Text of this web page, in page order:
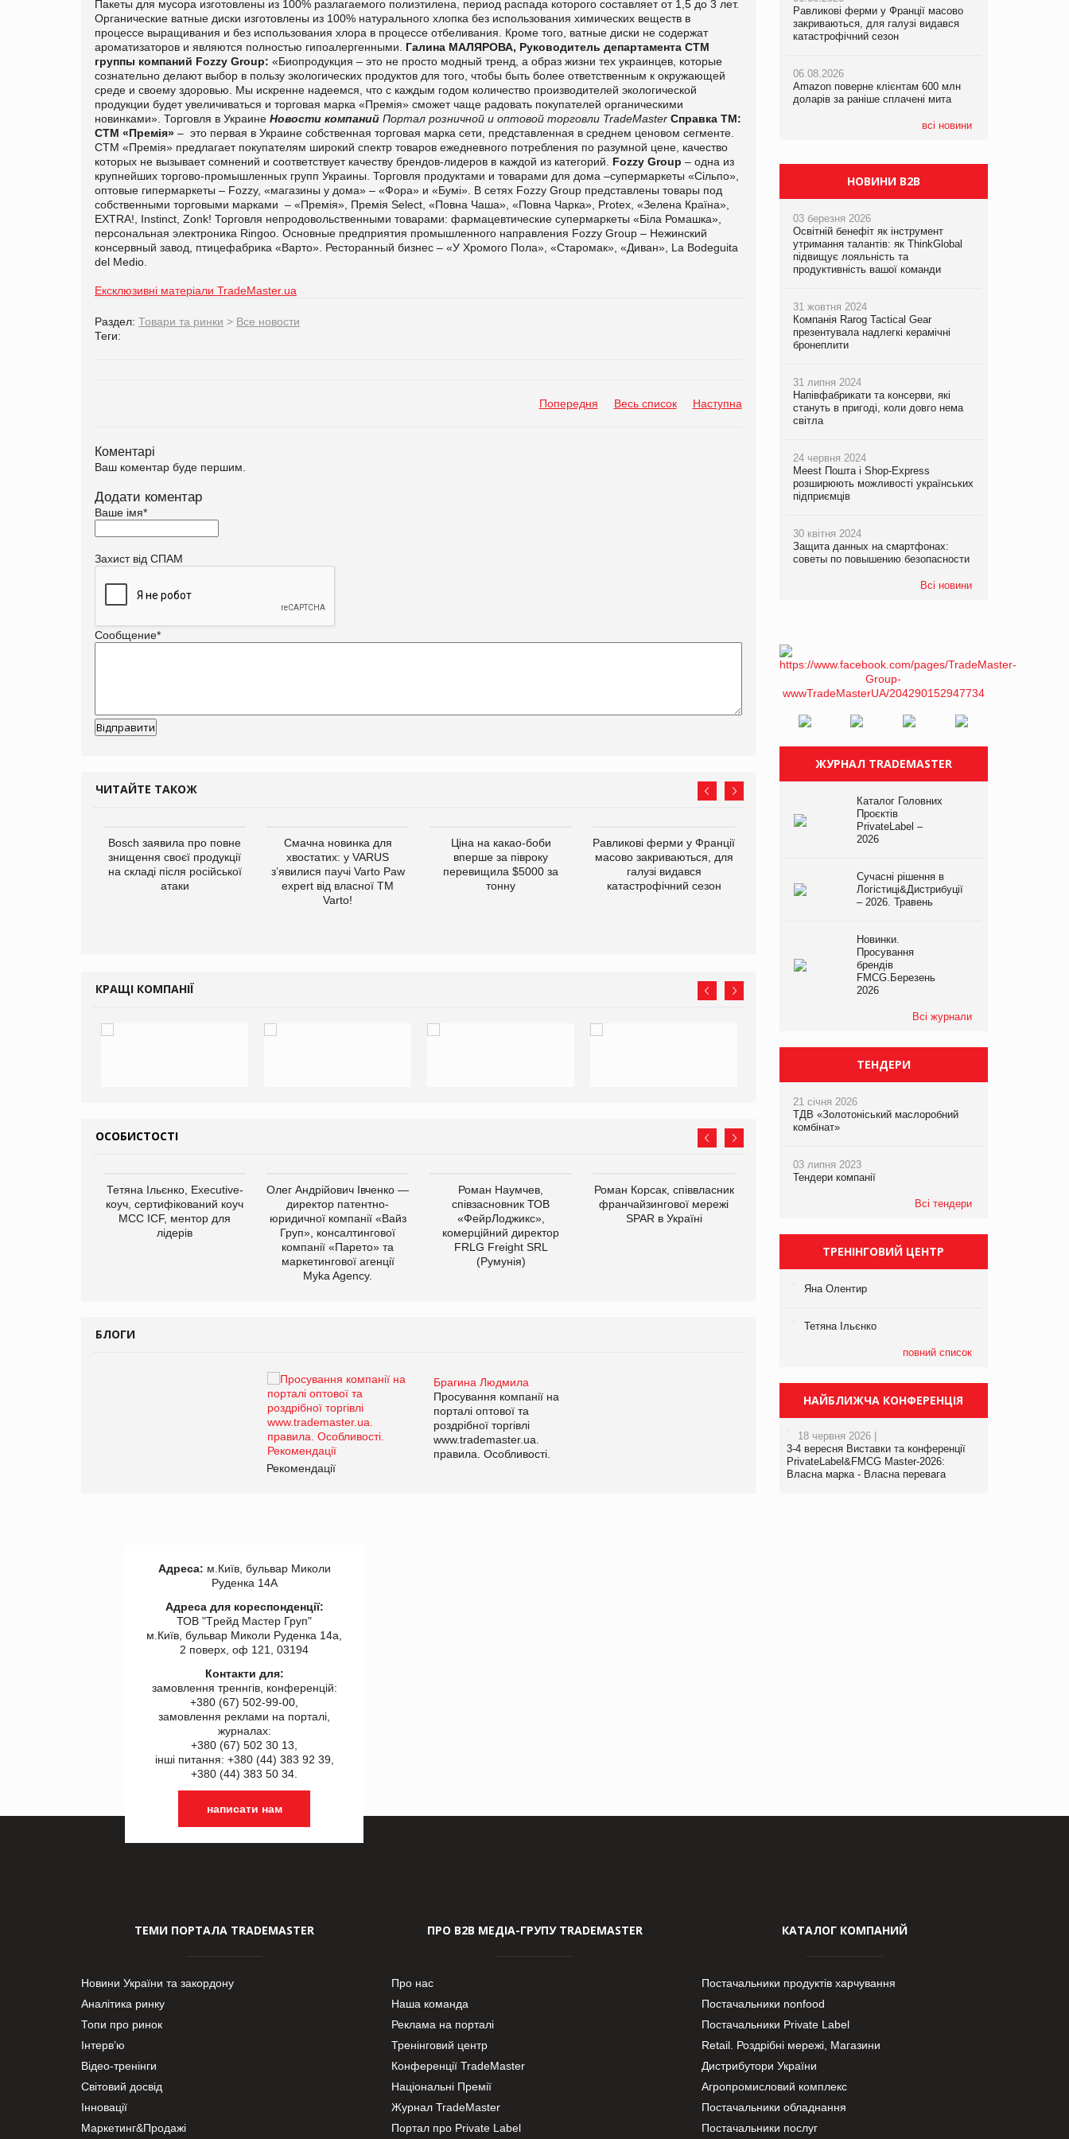
Пакеты для мусора изготовлены из 100% разлагаемого полиэтилена, период распада которого составляет от 1,5 до 3 лет.
Органические ватные диски изготовлены из 100% натурального хлопка без использования химических веществ в
процессе выращивания и без использования хлора в процессе отбеливания. Кроме того, ватные диски не содержат
ароматизаторов и являются полностью гипоалергенными.
Галина МАЛЯРОВА, Руководитель департамента СТМ
группы компаний Fozzy Group: «Биопродукция – это не просто модный тренд, а образ жизни тех украинцев, которые
сознательно делают выбор в пользу экологических продуктов для того, чтобы быть более ответственным к окружающей
среде и своему здоровью. Мы искренне надеемся, что с каждым годом количество производителей экологической
продукции будет увеличиваться и торговая марка «Премія» сможет чаще радовать покупателей органическими
новинками». Торговля в Украине Новости компаний Портал розничной и оптовой торговли TradeMaster Справка ТМ:
СТМ «Премія» – это первая в Украине собственная торговая марка сети, представленная в среднем ценовом сегменте.
СТМ «Премія» предлагает покупателям широкий спектр товаров ежедневного потребления по разумной цене, качество
которых не вызывает сомнений и соответствует качеству брендов-лидеров в каждой из категорий. Fozzy Group – одна из
крупнейших торгово-промышленных групп Украины. Торговля продуктами и товарами для дома –супермаркеты «Сільпо»,
оптовые гипермаркеты – Fozzy, «магазины у дома» – «Фора» и «Бумі». В сетях Fozzy Group представлены товары под
собственными торговыми марками – «Премія», Премія Select, «Повна Чаша», «Повна Чарка», Protex, «Зелена Країна»,
EXTRA!, Instinct, Zonk! Торговля непродовольственными товарами: фармацевтические супермаркеты «Біла Ромашка»,
персональная электроника Ringoo. Основные предприятия промышленного направления Fozzy Group – Нежинский
консервный завод, птицефабрика «Варто». Ресторанный бизнес – «У Хромого Пола», «Старомак», «Диван», La Bodeguita
del Medio.
Ексклюзивні матеріали TradeMaster.ua
Раздел: Товари та ринки > Все новости
Теги:
Попередня Весь список Наступна
Коментарі
Ваш коментар буде першим.
Додати коментар
Ваше імя*
Захист від СПАМ
Сообщение*
ЧИТАЙТЕ ТАКОЖ
Bosch заявила про повне
знищення своєї продукції
на складі після російської
атаки
Смачна новинка для
хвостатих: у VARUS
з’явилися паучі Varto Paw
expert від власної ТМ
Varto!
Ціна на какао-боби
вперше за півроку
перевищила $5000 за
тонну
Равликові ферми у Франції
масово закриваються, для
галузі видався
катастрофічний сезон
Amazon поверне клієнтам
сплачені мита
КРАЩІ КОМПАНІЇ
ОСОБИСТОСТІ
Тетяна Ільєнко, Executive-
коуч, сертифікований коуч
МСС ICF, ментор для
лідерів
Олег Андрійович Івченко —
директор патентно-
юридичної компанії «Вайз
Груп», консалтингової
компанії «Парето» та
маркетингової агенції
Myka Agency.
Роман Наумчев,
співзасновник ТОВ
«ФейрЛоджикс»,
комерційний директор
FRLG Freight SRL
(Румунія)
Роман Корсак, співвласник
франчайзингової мережі
SPAR в Україні
виробництва
компанії «УкраМарин»
БЛОГИ
Брагина Людмила
Просування компанії на
порталі оптової та
роздрібної торгівлі
www.trademaster.ua.
правила. Особливості.
Рекомендації
Брагина Людмила
Просування компанії на
www.trademaster.ua.
правила. Особливості.
Равликові ферми у Франції масово
закриваються, для галузі видався
катастрофічний сезон
06.08.2026
Amazon поверне клієнтам 600 млн
доларів за раніше сплачені мита
всі новини
Равликові ферми у Франції масово
закриваються, для галузі видався
катастрофічний сезон
06.08.2026
Amazon поверне клієнтам 600 млн
доларів за раніше сплачені мита
Amazon поверне клієнтам 600 млн
доларів за раніше сплачені мита
У Євросоюзі набули чинності нові
правила щодо штучного інтелекту
НОВИНИ B2B
03 березня 2026
Освітній бенефіт як інструмент
утримання талантів: як ThinkGlobal
підвищує лояльність та
продуктивність вашої команди
31 жовтня 2024
Компанія Rarog Tactical Gear
презентувала надлегкі керамічні
бронеплити
31 липня 2024
Напівфабрикати та консерви, які
стануть в пригоді, коли довго нема
світла
24 червня 2024
Meest Пошта і Shop-Express
розширюють можливості українських
підприємців
30 квітня 2024
Защита данных на смартфонах:
советы по повышению безопасности
Всі новини
ЖУРНАЛ TRADEMASTER
Каталог Головних
Проєктів
PrivateLabel –
2026
Сучасні рішення в
Логістиці&Дистрибуції
– 2026. Травень
Новинки.
Просування
брендів
FMCG.Березень
2026
Всі журнали
ТЕНДЕРИ
21 січня 2026
ТДВ «Золотоніський маслоробний
комбінат»
03 липня 2023
Тендери компанії
Всі тендери
ТРЕНІНГОВИЙ ЦЕНТР
Яна Олентир
Тетяна Ільєнко
повний список
НАЙБЛИЖЧА КОНФЕРЕНЦІЯ
18 червня 2026 |
3-4 вересня Виставки та конференції
PrivateLabel&FMCG Master-2026:
Власна марка - Власна перевага
Адреса: м.Київ, бульвар Миколи
Руденка 14А
Адреса для кореспонденції:
ТОВ "Tрейд Мастер Груп"
м.Київ, бульвар Миколи Руденка 14а,
2 поверх, оф 121, 03194
Контакти для:
замовлення треннгів, конференцій:
+380 (67) 502-99-00,
замовлення реклами на порталі,
журналах:
+380 (67) 502 30 13,
інші питання: +380 (44) 383 92 39,
+380 (44) 383 50 34.
написати нам
ТЕМИ ПОРТАЛА TRADEMASTER
Новини України та закордону
Аналітика ринку
Топи про ринок
Інтерв’ю
Відео-тренінги
Світовий досвід
Інновації
Маркетинг&Продажі
ПРО В2В МЕДІА-ГРУПУ TRADEMASTER
Про нас
Наша команда
Реклама на порталі
Тренінговий центр
Конференції TradeMaster
Національні Премії
Журнал TradeMaster
Портал про Private Label
КАТАЛОГ КОМПАНИЙ
Постачальники продуктів харчування
Постачальники nonfood
Постачальники Private Label
Retail. Роздрібні мережі, Магазини
Дистрибутори України
Агропромисловий комплекс
Постачальники обладнання
Постачальники послуг